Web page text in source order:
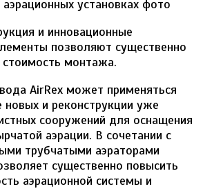
и инновационные
позволяют существенно
стоимость монтажа.
AirRex может применяться
новых и реконструкции уже
сооружений для оснащения
аэрации. В сочетании с
трубчатыми аэраторами
существенно повысить
аэрационной системы и